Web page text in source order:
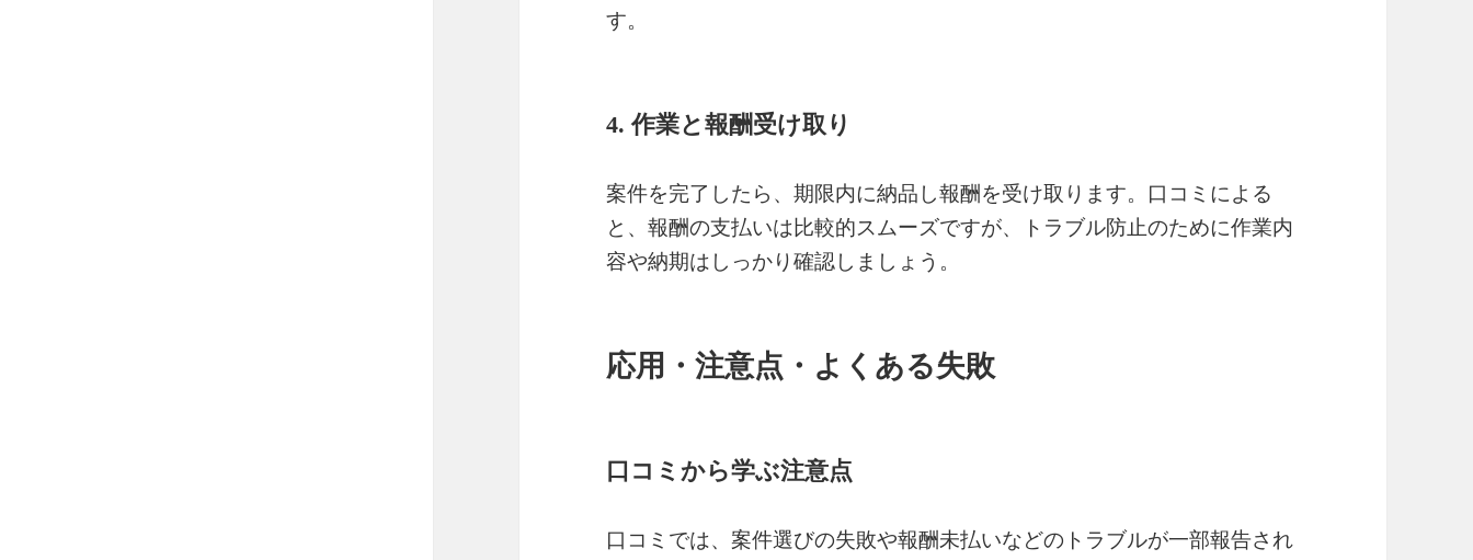
す。
4. 作業と報酬受け取り
案件を完了したら、期限内に納品し報酬を受け取ります。口コミによる
と、報酬の支払いは比較的スムーズですが、トラブル防止のために作業内
容や納期はしっかり確認しましょう。
応用・注意点・よくある失敗
口コミから学ぶ注意点
口コミでは、案件選びの失敗や報酬未払いなどのトラブルが一部報告され